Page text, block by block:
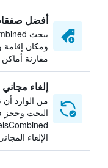
أفضل
ومكان
مقارنة أماكن
إلغاء مجاني
من الوارد
البحث وحجز
الإلغاء